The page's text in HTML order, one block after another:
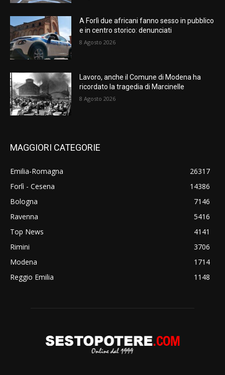
A Forlì due africani fanno sesso in pubblico
e in centro storico: denunciati
8 Agosto 2026
Lavoro, anche il Comune di Modena ha
ricordato la tragedia di Marcinelle
8 Agosto 2026
MAGGIORI CATEGORIE
Emilia-Romagna
26317
Forlì - Cesena
14386
Bologna
7146
Ravenna
5416
Top News
4141
Rimini
3706
Modena
1714
Reggio Emilia
1148